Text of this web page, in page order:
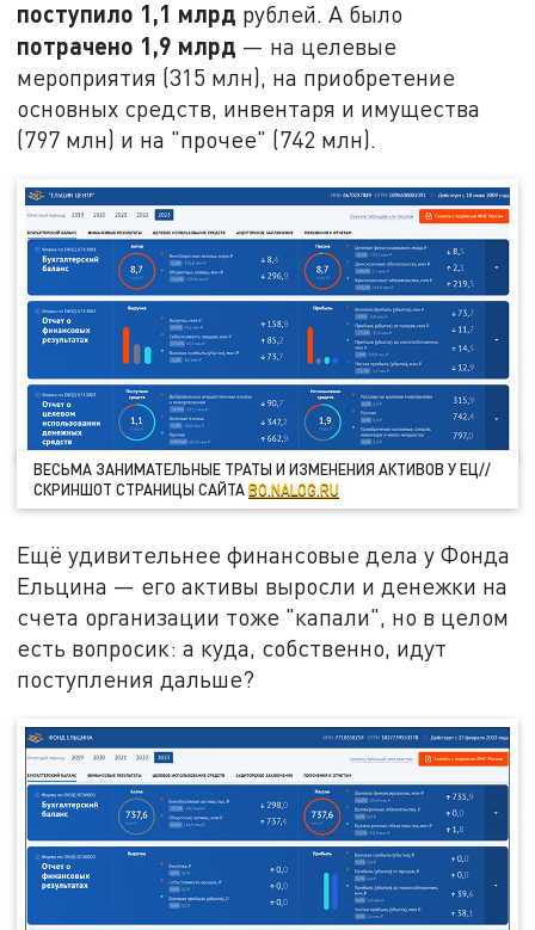
поступило 1,1 млрд рублей. А было
потрачено 1,9 млрд — на целевые
мероприятия (315 млн), на приобретение
основных средств, инвентаря и имущества
(797 млн) и на "прочее" (742 млн).
ВЕСЬМА ЗАНИМАТЕЛЬНЫЕ ТРАТЫ И ИЗМЕНЕНИЯ АКТИВОВ У ЕЦ//
СКРИНШОТ СТРАНИЦЫ САЙТАBO.NALOG.RU
Ещё удивительнее финансовые дела у Фонда
Ельцина — его активы выросли и денежки на
счета организации тоже "капали", но в целом
есть вопросик: а куда, собственно, идут
поступления дальше?